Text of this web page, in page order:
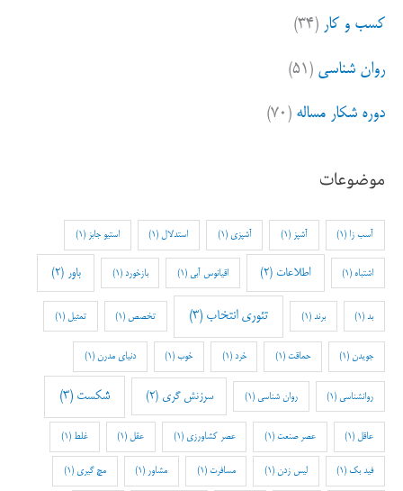
کسب و کار (۳۴)
روان شناسی (۵۱)
دوره شکار مساله (۷۰)
موضوعات
آسب زا (1) آشپز (1) آشپزی (1) استدلال (1) استیو جابز (1)
اشتباه (1) اطلاعات (2) اقیانوس آبی (1) بازخورد (1) باور (2)
بد(1) برند (1) تئوری انتخاب (3) تخصص (1) تمثیل (1)
جویدن (1) حماقت (1) خرد (1) خوب(1) دنیای مدرن (1)
روانشناسی (1) روان شناسی (1) سرزنش گری (2) شکست (3)
عاقل (1) عصر صنعت (1) عصر کشاورزی (1) عقل (1) غلط (1)
فید بک(1) لیس زدن (1) مسافرت (1) مشاور (1) مچ گیری (1)